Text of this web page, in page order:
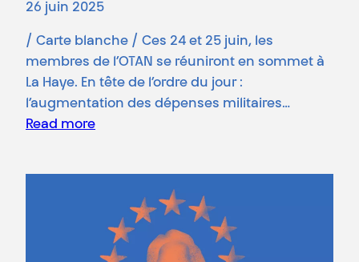
26 juin 2025
/ Carte blanche / Ces 24 et 25 juin, les
membres de l’OTAN se réuniront en sommet à
La Haye. En tête de l’ordre du jour :
l’augmentation des dépenses militaires…
Read more